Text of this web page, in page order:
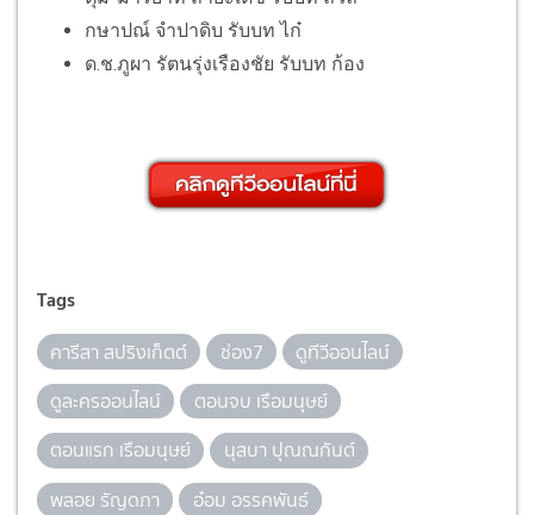
กษาปณ์ จำปาดิบ รับบท ไก๋
ด.ช.ภูผา รัตนรุ่งเรืองชัย รับบท ก้อง
Tags
คารีสา สปริงเก็ตต์ ช่อง7
ดูทีวีออนไลน์
ดูละครออนไลน์
ตอนจบ เรือมนุษย์
ตอนแรก เรือมนุษย์
นุสบา ปุณณกันต์
พลอย รัญดภา
อ๋อม อรรคพันธ์